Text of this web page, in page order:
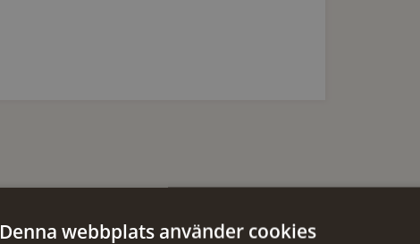
Denna webbplats använder cookies